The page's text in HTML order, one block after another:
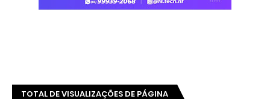
TOTAL DE VISUALIZAÇÕES DE PÁGINA